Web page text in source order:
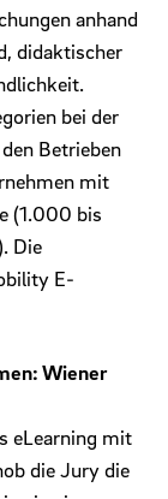
anhand
didaktischer
bei der
Betrieben
mit
(1.000 bis
Die
E-
Wiener
eLearning mit
die Jury die